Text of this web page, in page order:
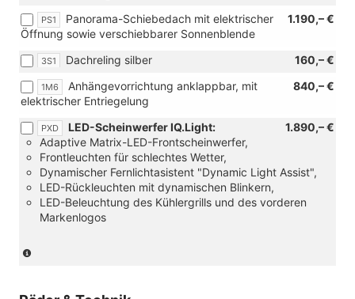
PS1 1.190,– €
Panorama-Schiebedach mit elektrischer
Öffnung sowie verschiebbarer Sonnenblende
3S1 160,– €
Dachreling silber
1M6 840,– €
Anhängevorrichtung anklappbar, mit
elektrischer Entriegelung
PXD 1.890,– €
LED-Scheinwerfer IQ.Light:
Adaptive Matrix-LED-Frontscheinwerfer,
Frontleuchten für schlechtes Wetter,
Dynamischer Fernlichtasistent "Dynamic Light Assist",
LED-Rückleuchten mit dynamischen Blinkern,
LED-Beleuchtung des Kühlergrills und des vorderen
Markenlogos
mit: